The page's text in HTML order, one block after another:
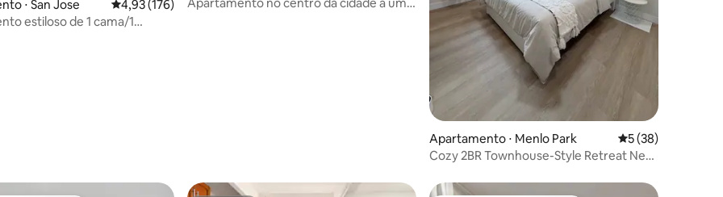
⋅ San Jose 4,93 de uma avaliação média de 5, 176 avaliações
4,93 (176)
estiloso de 1 cama/1
Apartamento ⋅ Menlo Park 5 de uma
5 (38)
Cozy 2BR Townhouse-Style Retreat Near